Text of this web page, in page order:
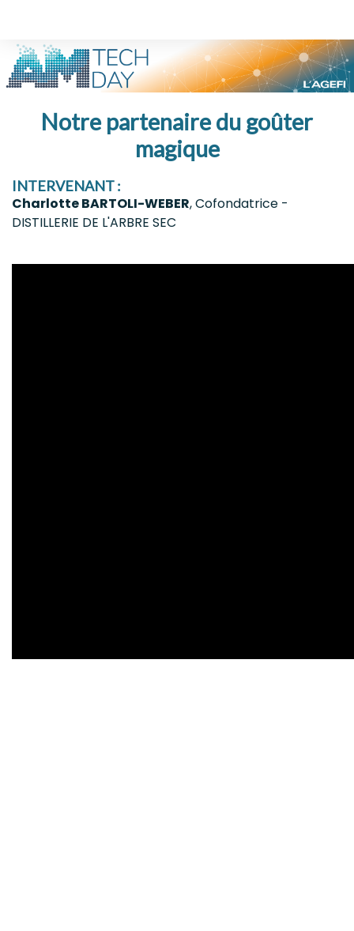
Notre partenaire du goûter
magique
INTERVENANT :
Charlotte BARTOLI-WEBER, Cofondatrice -
DISTILLERIE DE L'ARBRE SEC